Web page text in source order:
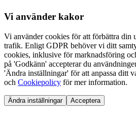
Vi använder kakor
Vi använder cookies för att förbättra din
trafik. Enligt GDPR behöver vi ditt
cookies, inklusive för marknadsföring
på 'Godkänn' accepterar du
'Ändra inställningar' för att anpassa ditt
och Cookiepolicy för mer information.
Ändra inställningar Acceptera